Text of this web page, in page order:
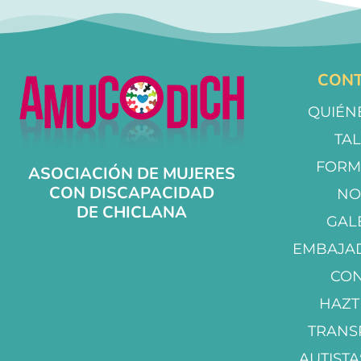
ASOCIACIÓN DE MUJERES
CON DISCAPACIDAD
DE CHICLANA